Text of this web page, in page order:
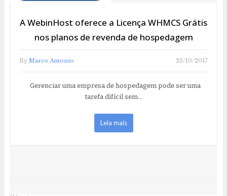
A WebinHost oferece a Licença WHMCS Grátis
nos planos de revenda de hospedagem
By Marco Antonio 23/10/2017
Gerenciar uma empresa de hospedagem pode ser uma
tarefa difícil sem…
Leia mais